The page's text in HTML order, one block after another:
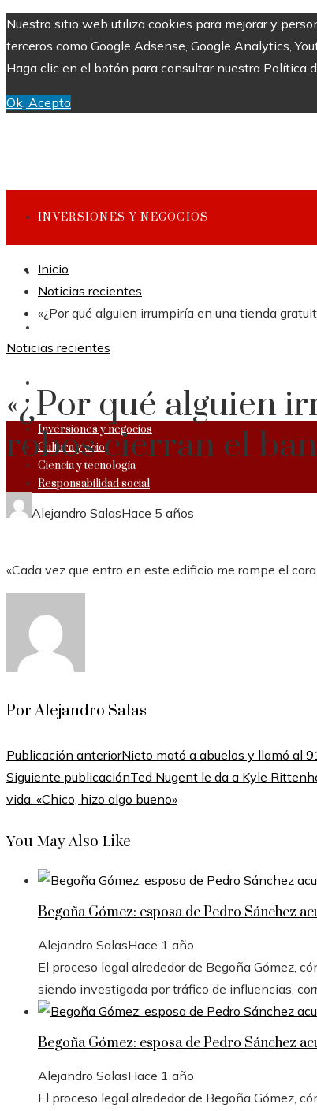
Nuestro sitio web utiliza cookies para mejorar y
terceros como Google Adsense, Google Analytics,
Haga clic en el botón para consultar nuestra Política
Ok, Acepto
INVERSIONES Y NEGOCIOS
CULTURA Y OCIO
Inversiones y negocios
Cultura y ocio
Ciencia y tecnología
Responsabilidad social
Inicio
Noticias recientes
«¿Por qué alguien irrumpiría en una tienda
Noticias recientes
«¿Por qué alguien
robos cierran el
Alejandro SalasHace 5 años
«Cada vez que entro en este edificio me rompe el
Por Alejandro Salas
Publicación anteriorNieto mató a abuelos y llamó al
Siguiente publicaciónTed Nugent le da a Kyle
vida. «Chico, hizo algo bueno»
You May Also Like
Begoña Gómez: esposa de Pedro Sánchez
Alejandro SalasHace 1 año
El proceso legal alrededor de Begoña Gómez,
siendo investigada por tráfico de influencias,
Begoña Gómez: esposa de Pedro Sánchez
Alejandro SalasHace 1 año
El proceso legal alrededor de Begoña Gómez,